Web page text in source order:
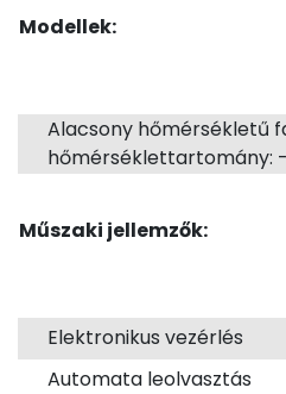
Modellek:
Alacsony hőmérsékletű
hőmérséklettartomány: -
Műszaki jellemzők:
Elektronikus vezérlés
Automata leolvasztás